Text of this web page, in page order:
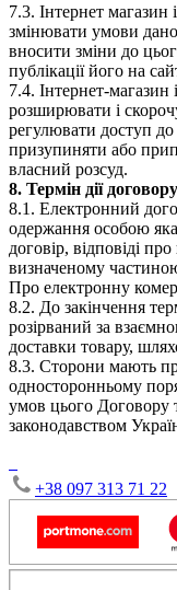
7.3. Інтернет
змінювати умови
вносити зміни до
публікації його на
7.4. Інтернет-
розширювати і
регулювати доступ
призупиняти або
власний розсуд.
8. Термін дії договору
8.1. Електронний
одержання особою
договір, відповіді
визначеному
Про електронну
8.2. До закінчення
розірваний за
доставки товару,
8.3. Сторони мають
односторонньому
умов цього Договору
законодавством
+38 097 313 71 22